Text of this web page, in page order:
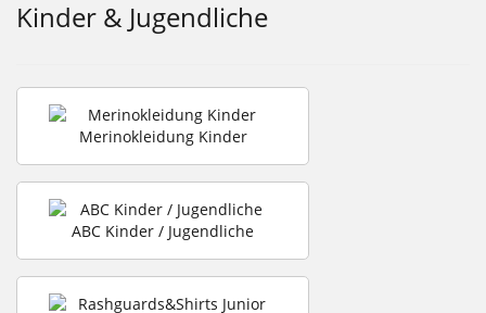
Kinder & Jugendliche
Merinokleidung Kinder
ABC Kinder / Jugendliche